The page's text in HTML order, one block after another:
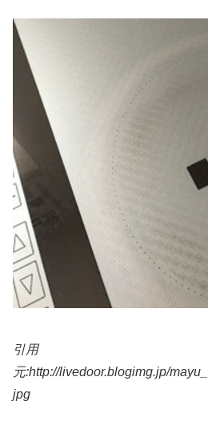
引用
元:http://livedoor.blogimg.jp/
jpg